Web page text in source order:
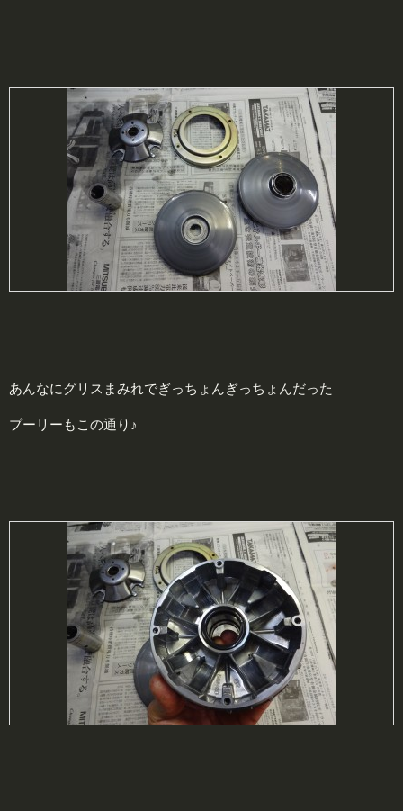
あんなにグリスまみれでぎっちょんぎっちょんだった
プーリーもこの通り♪